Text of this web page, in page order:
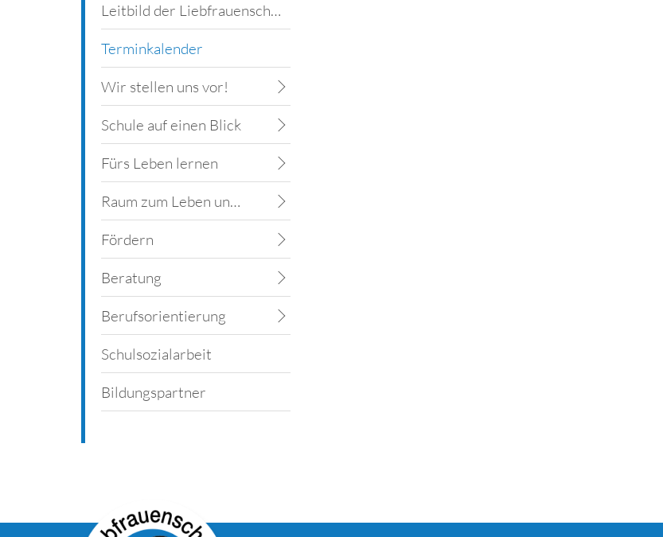
Leitbild der Liebfrauenschule
Terminkalender
Wir stellen uns vor!
Schule auf einen Blick
Fürs Leben lernen
Raum zum Leben und Lernen
Fördern
Beratung
Berufsorientierung
Schulsozialarbeit
Bildungspartner